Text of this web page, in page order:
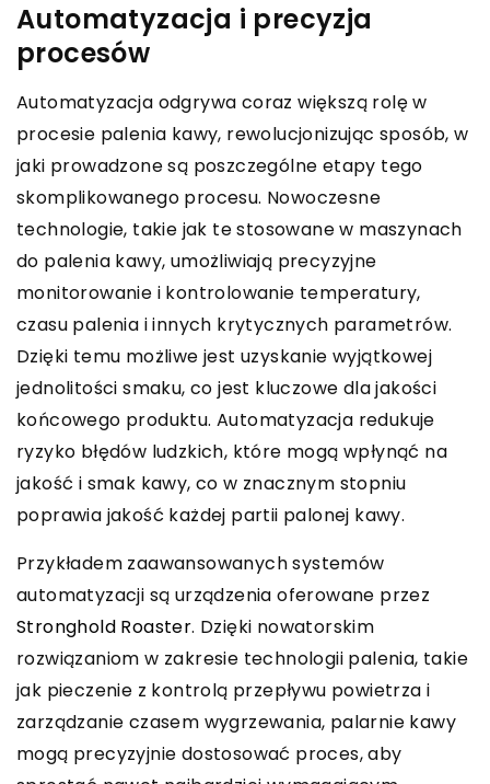
Automatyzacja i precyzja
procesów
Automatyzacja odgrywa coraz większą rolę w
procesie palenia kawy, rewolucjonizując sposób, w
jaki prowadzone są poszczególne etapy tego
skomplikowanego procesu. Nowoczesne
technologie, takie jak te stosowane w maszynach
do palenia kawy, umożliwiają precyzyjne
monitorowanie i kontrolowanie temperatury,
czasu palenia i innych krytycznych parametrów.
Dzięki temu możliwe jest uzyskanie wyjątkowej
jednolitości smaku, co jest kluczowe dla jakości
końcowego produktu. Automatyzacja redukuje
ryzyko błędów ludzkich, które mogą wpłynąć na
jakość i smak kawy, co w znacznym stopniu
poprawia jakość każdej partii palonej kawy.
Przykładem zaawansowanych systemów
automatyzacji są urządzenia oferowane przez
Stronghold Roaster. Dzięki nowatorskim
rozwiązaniom w zakresie technologii palenia, takie
jak pieczenie z kontrolą przepływu powietrza i
zarządzanie czasem wygrzewania, palarnie kawy
mogą precyzyjnie dostosować proces, aby